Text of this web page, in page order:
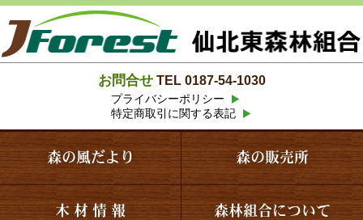
お問合せ TEL 0187-54-1030
プライバシーポリシー
特定商取引に関する表記
森の風だより 森の販売所
木 材 情 報 森林組合について